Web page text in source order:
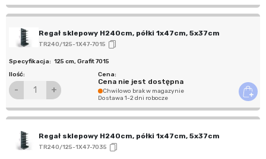
Regał sklepowy H240cm, półki 1x47cm, 5x37cm
TR240/125-1X47-7015
125 cm, Grafit 7015
- +
Cena nie jest dostępna
Chwilowo brak w magazynie
Dostawa 1-2 dni robocze
Regał sklepowy H240cm, półki 1x47cm, 5x37cm
TR240/125-1X47-7035